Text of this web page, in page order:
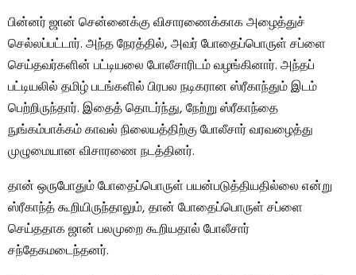
பின்னர் ஜான் சென்னைக்கு விசாரணைக்காக அழைத்துச்
செல்லப்பட்டார். அந்த நேரத்தில், அவர் போதைப்பொருள் சப்ளை
செய்தவர்களின் பட்டியலை போலீசாரிடம் வழங்கினார். அந்தப்
பட்டியலில் தமிழ் படங்களில் பிரபல நடிகரான ஸ்ரீகாந்தும் இடம்
பெற்றிருந்தார். இதைத் தொடர்ந்து, நேற்று ஸ்ரீகாந்தை
நுங்கம்பாக்கம் காவல் நிலையத்திற்கு போலீசார் வரவழைத்து
முழுமையான விசாரணை நடத்தினர்.
தான் ஒருபோதும் போதைப்பொருள் பயன்படுத்தியதில்லை என்று
ஸ்ரீகாந்த் கூறியிருந்தாலும், தான் போதைப்பொருள் சப்ளை
செய்ததாக ஜான் பலமுறை கூறியதால் போலீசார்
சந்தேகமடைந்தனர்.